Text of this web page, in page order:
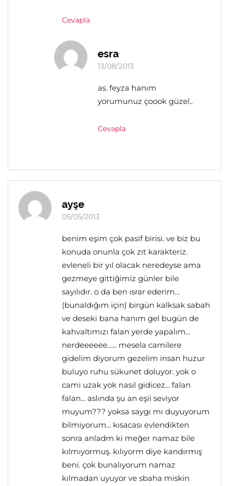
Cevapla
esra
13/08/2013
as. feyza hanım
yorumunuz çoook güzel..
Cevapla
ayşe
05/05/2013
benim eşim çok pasif birisi. ve biz bu
konuda onunla çok zıt karakteriz.
evleneli bir yıl olacak neredeyse ama
gezmeye gittiğimiz günler bile
sayılıdır. o da ben ısrar ederim...
(bunaldığım için) birgün kalksak sabah
ve deseki bana hanım gel bugün de
kahvaltımızı falan yerde yapalım...
nerdeeeeee...... mesela camilere
gidelim diyorum gezelim insan huzur
buluyo ruhu sükunet doluyor. yok o
cami uzak yok nasıl gidicez... falan
falan... aslında şu an eşii seviyor
muyum??? yoksa saygı mı duyuyorum
bilmiyorum... kısacası evlendikten
sonra anladm ki meğer namaz bile
kılmıyormuş. kılıyorm diye kandırmış
beni. çok bunalıyorum namaz
kılmadan uyuyor ve sbaha miskin